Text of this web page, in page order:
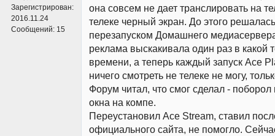
Зарегистрирован:
2016.11.24
Сообщений: 15
она совсем не дает транслировать на
телеке черный экран. До этого
перезапуском Домашнего
реклама выскакивала один раз в какой
времени, а теперь каждый запуск Ace
ничего смотреть не телеке не могу,
Форум читал, что смог сделал -
окна на компе.
Переустановил Ace Stream, ставил
официального сайта, не помогло.